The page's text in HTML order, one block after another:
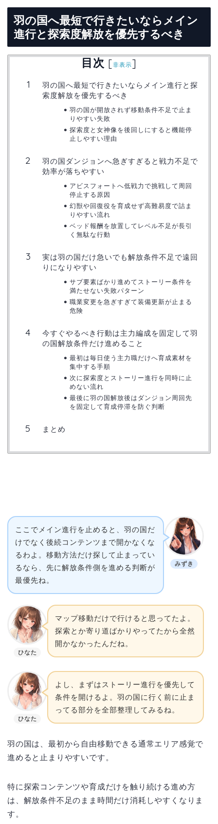
羽の国へ最短で行きたいならメイン
進行と探索度解放を優先するべき
目次 [非表示]
羽の国へ最短で行きたいならメイン進行と探
索度解放を優先するべき
羽の国が開放されず移動条件不足で止ま
りやすい失敗
探索度と女神像を後回しにすると機能停
止しやすい理由
羽の国ダンジョンへ急ぎすぎると戦力不足で
効率が落ちやすい
アビスフォートへ低戦力で挑戦して周回
停止する原因
幻獣や回復役を育成せず高難易度で詰ま
りやすい流れ
ベッド報酬を放置してレベル不足が長引
く無駄な行動
実は羽の国だけ急いでも解放条件不足で遠回
りになりやすい
サブ要素ばかり進めてストーリー条件を
満たせない失敗パターン
職業変更を急ぎすぎて装備更新が止まる
危険
今すぐやるべき行動は主力編成を固定して羽
の国解放条件だけ進めること
最初は毎日使う主力職だけへ育成素材を
集中する手順
次に探索度とストーリー進行を同時に止
めない流れ
最後に羽の国解放後はダンジョン周回先
を固定して育成停滞を防ぐ判断
まとめ
みずき
ここでメイン進行を止めると、羽の国だ
けでなく後続コンテンツまで開かなくな
るわよ。移動方法だけ探して止まってい
るなら、先に解放条件側を進める判断が
最優先ね。
ひなた
マップ移動だけで行けると思ってたよ。
探索とか寄り道ばかりやってたから全然
開かなかったんだね。
ひなた
よし、まずはストーリー進行を優先して
条件を開けるよ。羽の国に行く前に止ま
ってる部分を全部整理してみるね。
羽の国は、最初から自由移動できる通常エリア感覚で
進めると止まりやすいです。
特に探索コンテンツや育成だけを触り続ける進め方
は、解放条件不足のまま時間だけ消耗しやすくなりま
す。